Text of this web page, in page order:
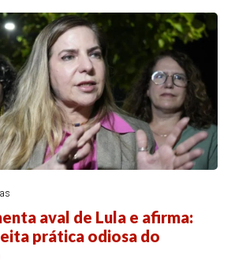
aval de Lula e afirma:
prática odiosa do